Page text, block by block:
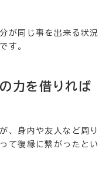
が同じ事を出来る状況
す。
力を借りれば
、身内や友人など周り
て復縁に繋がったとい